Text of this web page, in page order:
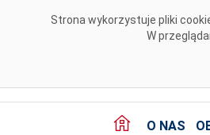
Strona wykorzystuje pliki
W
O NAS